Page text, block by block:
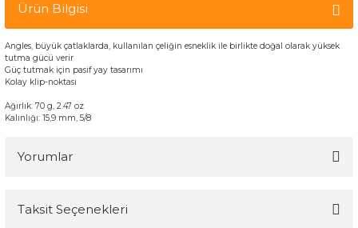
Ürün Bilgisi
Angles, büyük çatlaklarda, kullanılan çeliğin esneklik ile birlikte doğal olarak yüksek
tutma gücü verir
Güç tutmak için pasif yay tasarımı
Kolay klip-noktası
Ağırlık: 70 g, 2.47 oz
Kalınlığı: 15,9 mm, 5/8
Yorumlar
Taksit Seçenekleri